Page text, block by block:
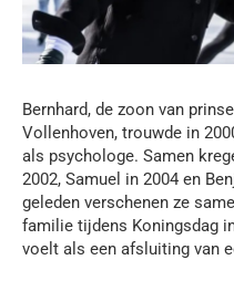
Bernhard, de zoon van
Vollenhoven, trouwde in
als psychologe. Samen
2002, Samuel in 2004 en
geleden verschenen ze
familie tijdens Koningsdag
voelt als een afsluiting van